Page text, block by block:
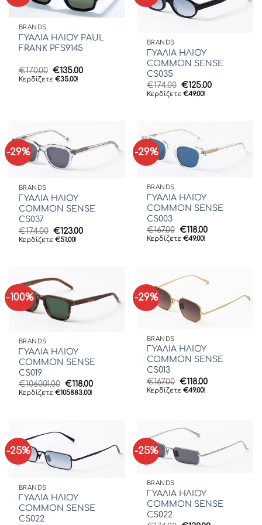
BRANDS
ΓΥΑΛΙΑ ΗΛΙΟΥ PAUL
FRANK PFS9145
€170.00 Original
price
€135.00Η
Κερδίζετε €35.00!
BRANDS
ΓΥΑΛΙΑ ΗΛΙΟΥ
COMMON SENSE
CS035
€174.00 Original
price
€125.00Η
Κερδίζετε €49.00!
-29%
BRANDS
ΓΥΑΛΙΑ ΗΛΙΟΥ
COMMON SENSE
CS037
€174.00 Original
price
€123.00Η
Κερδίζετε €51.00!
-29%
BRANDS
ΓΥΑΛΙΑ ΗΛΙΟΥ
COMMON SENSE
CS003
€167.00 Original
price
€118.00Η
Κερδίζετε €49.00!
-100%
BRANDS
ΓΥΑΛΙΑ ΗΛΙΟΥ
COMMON SENSE
CS019
€106001.00 Original
price
€118.00Η
Κερδίζετε €105883.00!
-29%
BRANDS
ΓΥΑΛΙΑ ΗΛΙΟΥ
COMMON SENSE
CS013
€167.00 Original
price
€118.00Η
Κερδίζετε €49.00!
-25%
BRANDS
ΓΥΑΛΙΑ ΗΛΙΟΥ
COMMON SENSE
CS022
-25%
BRANDS
ΓΥΑΛΙΑ ΗΛΙΟΥ
COMMON SENSE
CS022